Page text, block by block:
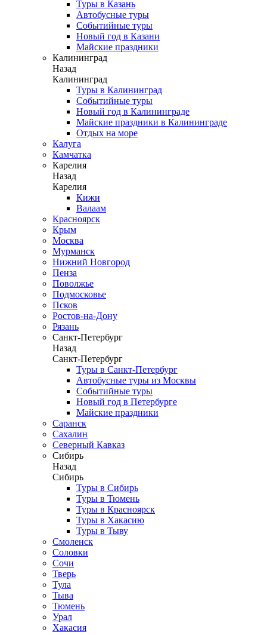
Туры в Казань
Автобусные туры
Событийные туры
Новый год в Казани
Майские праздники
Калининград
Назад
Калининград
Туры в Калининград
Событийные туры
Новый год в Калининграде
Майские праздники в Калининграде
Отдых на море
Калуга
Камчатка
Карелия
Назад
Карелия
Кижи
Валаам
Красноярск
Крым
Москва
Мурманск
Нижний Новгород
Пенза
Поволжье
Подмосковье
Псков
Ростов-на-Дону
Рязань
Санкт-Петербург
Назад
Санкт-Петербург
Туры в Санкт-Петербург
Автобусные туры из Москвы
Событийные туры
Новый год в Петербурге
Майские праздники
Саранск
Сахалин
Северный Кавказ
Сибирь
Назад
Сибирь
Туры в Сибирь
Туры в Тюмень
Туры в Красноярск
Туры в Хакасию
Туры в Тыву
Смоленск
Соловки
Сочи
Тверь
Тула
Тыва
Тюмень
Урал
Хакасия